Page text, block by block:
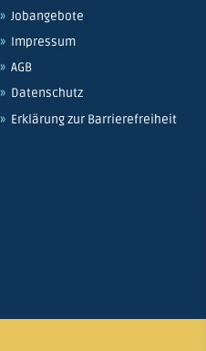
Jobangebote
Impressum
AGB
Datenschutz
Erklärung zur Barrierefreiheit
Blick aufs
Sehr freundlich,